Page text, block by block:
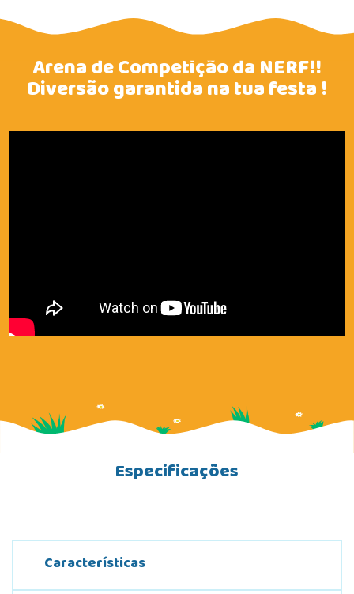
Arena de Competição da NERF!!
Diversão garantida na tua festa !
Especificações
Características